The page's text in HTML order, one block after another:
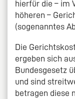
hierfür die – im
höheren –
(sogenanntes
Die
ergeben sich
Bundesgesetz
und sind
betragen diese